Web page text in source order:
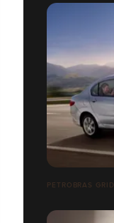
PETROBRAS GRID